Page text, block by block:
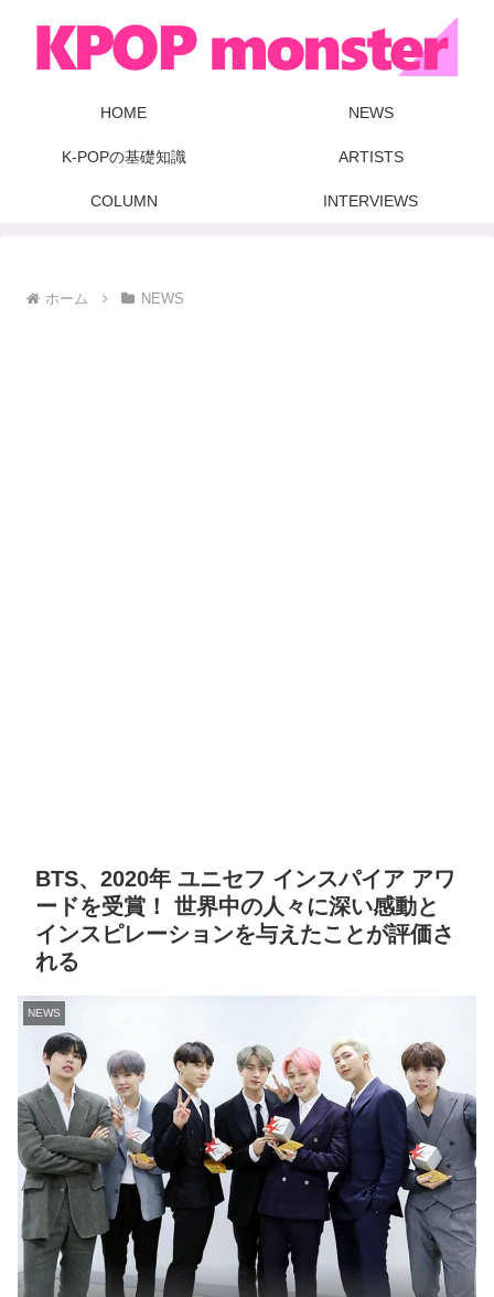
HOME NEWS
K-POPの基礎知識 ARTISTS
COLUMN INTERVIEWS
ホーム NEWS
BTS、2020年 ユニセフ インスパイア アワ
ードを受賞！ 世界中の人々に深い感動と
インスピレーションを与えたことが評価さ
れる
NEWS